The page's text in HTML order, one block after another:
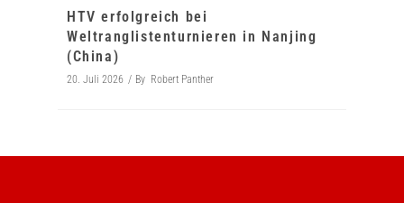
HTV erfolgreich bei
Weltranglistenturnieren in Nanjing
(China)
20. Juli 2026 By Robert Panther